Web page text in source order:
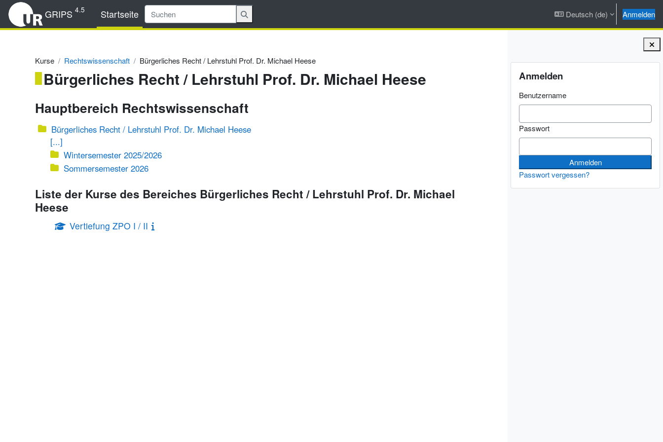
Zum Hauptinhalt
GRIPS 4.5 Startseite Deutsch ‎(de)‎ Anmelden
Blöcke
Anmelden
Benutzername
Passwort
Passwort vergessen?
Kurse Rechtswissenschaft Bürgerliches Recht / Lehrstuhl Prof. Dr. Michael Heese
Bürgerliches Recht / Lehrstuhl Prof. Dr. Michael Heese
Hauptbereich Rechtswissenschaft
Bürgerliches Recht / Lehrstuhl Prof. Dr. Michael Heese
[...]
Wintersemester 2025/2026
Sommersemester 2026
Liste der Kurse des Bereiches Bürgerliches Recht / Lehrstuhl Prof. Dr. Michael
Heese
Vertiefung ZPO I / II